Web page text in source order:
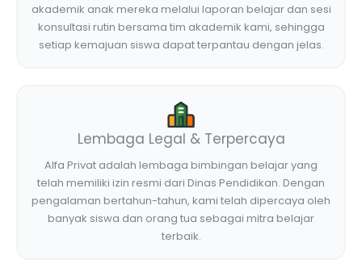
akademik anak mereka melalui laporan belajar dan sesi
konsultasi rutin bersama tim akademik kami, sehingga
setiap kemajuan siswa dapat terpantau dengan jelas.
Lembaga Legal & Terpercaya
Alfa Privat adalah lembaga bimbingan belajar yang
telah memiliki izin resmi dari Dinas Pendidikan. Dengan
pengalaman bertahun-tahun, kami telah dipercaya oleh
banyak siswa dan orang tua sebagai mitra belajar
terbaik.